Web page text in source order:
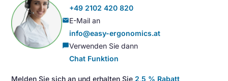
+49 2102 420 820
mailE-Mail an
info@easy-ergonomics.at
chat_bubbleVerwenden Sie dann
Chat Funktion
Melden Sie sich an und erhalten Sie 2,5 % Rabatt